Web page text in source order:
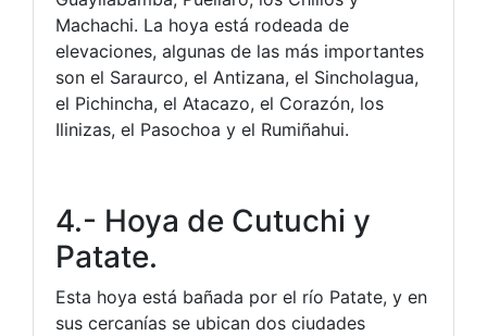
Machachi. La hoya está rodeada de
elevaciones, algunas de las más importantes
son el Saraurco, el Antizana, el Sincholagua,
el Pichincha, el Atacazo, el Corazón, los
Ilinizas, el Pasochoa y el Rumiñahui.
4.- Hoya de Cutuchi y
Patate.
Esta hoya está bañada por el río Patate, y en
sus cercanías se ubican dos ciudades